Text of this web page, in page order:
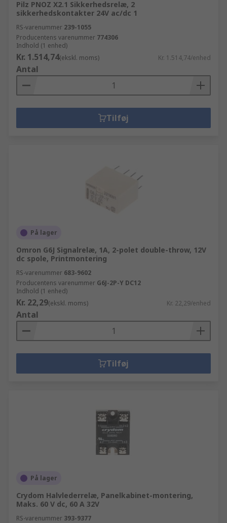
Pilz PNOZ X2.1 Sikkerhedsrelæ, 2
sikkerhedskontakter 24V ac/dc 1
RS-varenummer 239-1055
Producentens varenummer 774306
Indhold (1 enhed)
Kr. 1.514,74(ekskl. moms) Kr. 1.514,74/enhed
Antal
Tilføj
På lager
Omron G6J Signalrelæ, 1A, 2-polet double-throw, 12V
dc spole, Printmontering
RS-varenummer 683-9602
Producentens varenummer G6J-2P-Y DC12
Indhold (1 enhed)
Kr. 22,29(ekskl. moms) Kr. 22,29/enhed
Antal
Tilføj
På lager
Crydom Halvlederrelæ, Panelkabinet-montering,
Maks. 60 V dc, 60 A 32V
RS-varenummer 393-9377